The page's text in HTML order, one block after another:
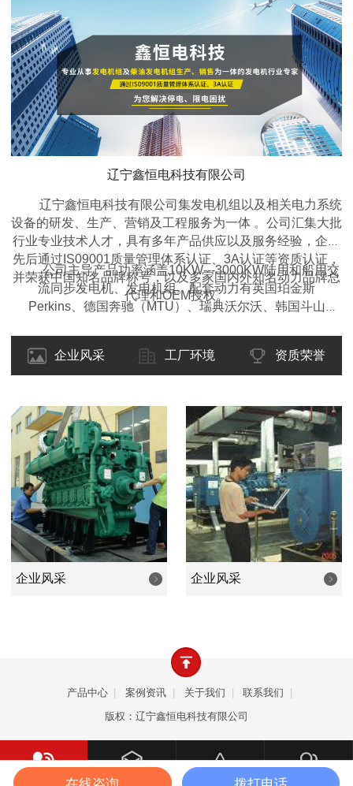
辽宁鑫恒电科技有限公司
辽宁鑫恒电科技有限公司集发电机组以及相关电力系统
设备的研发、生产、营销及工程服务为一体 。公司汇集大批
行业专业技术人才，具有多年产品供应以及服务经验，企业
先后通过IS09001质量管理体系认证、3A认证等资质认证，
并荣获中国知名品牌称号，以及多家国内外知名动力品牌总
代理和OEM授权。
公司主导产品功率涵盖10KW---3000KW陆用和船用交
流同步发电机、发电机组。配套动力有英国珀金斯
Perkins、德国奔驰（MTU）、瑞典沃尔沃、韩国斗山
车型、静音箱型、集装箱型、自动化型、全自动远程监控
型、多机自动并机并网调频调载型等各种型式的柴油发电机
用于工矿、企业、学校、医院、交通、酒店、房产、野外作
业等等行业的照明和设备动力之用。产品畅销全国，远销韩
国、朝鲜、欧美、东南亚、中东、非洲等众多国家和地区。
公司以优良的品质、卓越的价值、周到的服务，致力成
为发电机行业新时代优秀的品牌，是您值得依赖的合作伙
伴。
企业风采 工厂环境 资质荣誉
企业风采 企业风采
产品中心 案例资讯 关于我们 联系我们
版权：辽宁鑫恒电科技有限公司